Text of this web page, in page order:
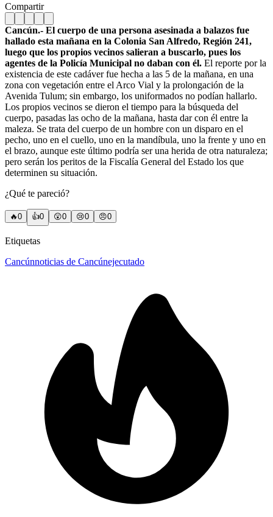
Compartir
Cancún.- El cuerpo de una persona asesinada a balazos fue
hallado esta mañana en la Colonia San Alfredo, Región 241,
luego que los propios vecinos salieran a buscarlo, pues los
agentes de la Policía Municipal no daban con él. El reporte por la
existencia de este cadáver fue hecha a las 5 de la mañana, en una
zona con vegetación entre el Arco Vial y la prolongación de la
Avenida Tulum; sin embargo, los uniformados no podían hallarlo.
Los propios vecinos se dieron el tiempo para la búsqueda del
cuerpo, pasadas las ocho de la mañana, hasta dar con él entre la
maleza. Se trata del cuerpo de un hombre con un disparo en el
pecho, uno en el cuello, uno en la mandíbula, uno la frente y uno en
el brazo, aunque este último podría ser una herida de otra naturaleza;
pero serán los peritos de la Fiscalía General del Estado los que
determinen su situación.
¿Qué te pareció?
🔥0 👍0 😲0 😢0 😠0
Etiquetas
Cancúnnoticias de Cancúnejecutado